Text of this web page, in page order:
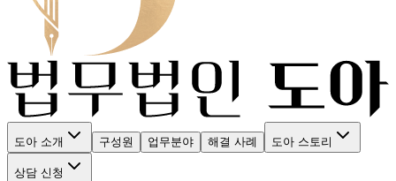
도아 소개 구성원 업무분야 해결 사례 도아 스토리
상담 신청